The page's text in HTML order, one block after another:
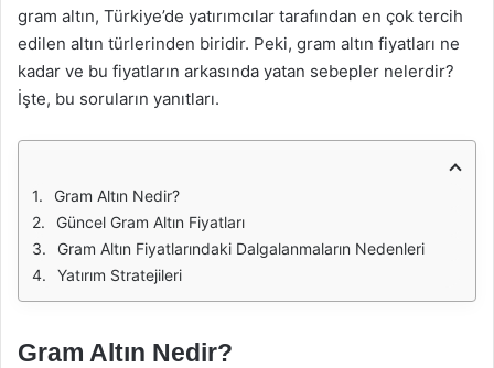
gram altın, Türkiye’de yatırımcılar tarafından en çok tercih
edilen altın türlerinden biridir. Peki, gram altın fiyatları ne
kadar ve bu fiyatların arkasında yatan sebepler nelerdir?
İşte, bu soruların yanıtları.
Gram Altın Nedir?
Güncel Gram Altın Fiyatları
Gram Altın Fiyatlarındaki Dalgalanmaların Nedenleri
Yatırım Stratejileri
Gram Altın Nedir?